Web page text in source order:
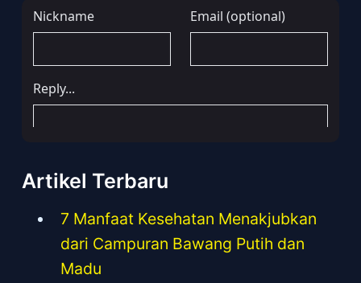
Artikel Terbaru
7 Manfaat Kesehatan Menakjubkan
dari Campuran Bawang Putih dan
Madu